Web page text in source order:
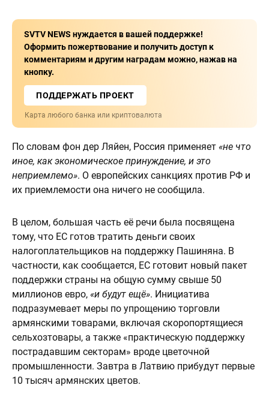
SVTV NEWS нуждается в вашей поддержке!
Оформить пожертвование и получить доступ к
комментариям и другим наградам можно, нажав на
кнопку.
ПОДДЕРЖАТЬ ПРОЕКТ
Карта любого банка или криптовалюта
По словам фон дер Ляйен, Россия применяет «не что
иное, как экономическое принуждение, и это
неприемлемо». О европейских санкциях против РФ и
их приемлемости она ничего не сообщила.
В целом, большая часть её речи была посвящена
тому, что ЕС готов тратить деньги своих
налогоплательщиков на поддержку Пашиняна. В
частности, как сообщается, ЕС готовит новый пакет
поддержки страны на общую сумму свыше 50
миллионов евро, «и будут ещё». Инициатива
подразумевает меры по упрощению торговли
армянскими товарами, включая скоропортящиеся
сельхозтовары, а также «практическую поддержку
пострадавшим секторам» вроде цветочной
промышленности. Завтра в Латвию прибудут первые
10 тысяч армянских цветов.